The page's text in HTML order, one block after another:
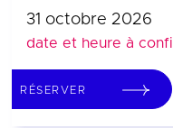
31 octobre 2026
date et heure à
RÉSERVER